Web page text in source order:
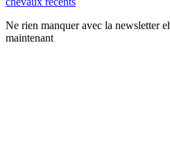
Ne rien manquer avec la newsletter
maintenant